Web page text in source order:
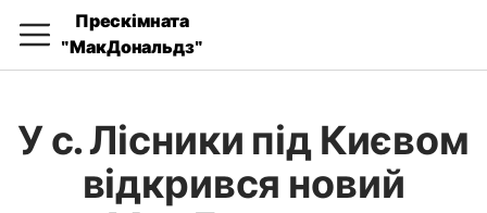
Прескімната
"МакДональдз"
У с. Лісники під Києвом
відкрився новий